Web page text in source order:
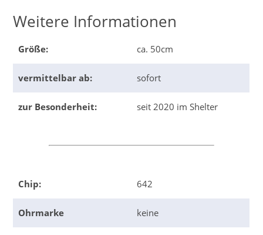
Weitere Informationen
Größe: ca. 50cm
vermittelbar ab: sofort
zur Besonderheit: seit 2020 im Shelter
Chip: 642
Ohrmarke keine